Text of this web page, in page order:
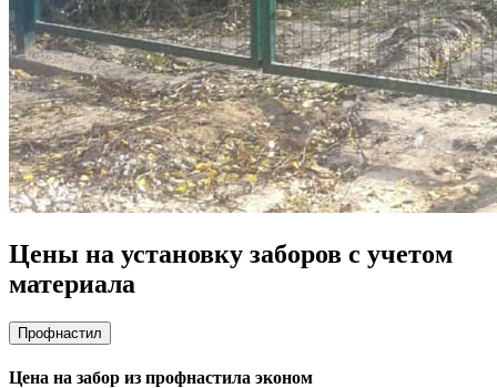
Цены на установку заборов с учетом
материала
Профнастил
Цена на забор из профнастила эконом